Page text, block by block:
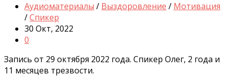
Аудиоматериалы / Выздоровление / Мотивация
/Спикер
30 Окт, 2022
0
Запись от 29 октября 2022 года. Спикер Олег, 2 года и
11 месяцев трезвости.